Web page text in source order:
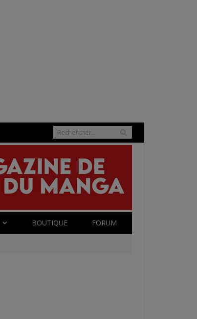
BOUTIQUE FORUM